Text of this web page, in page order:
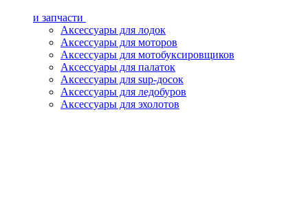
и запчасти
Аксессуары для лодок
Аксессуары для моторов
Аксессуары для мотобуксировщиков
Аксессуары для палаток
Аксессуары для sup-досок
Аксессуары для ледобуров
Аксессуары для эхолотов